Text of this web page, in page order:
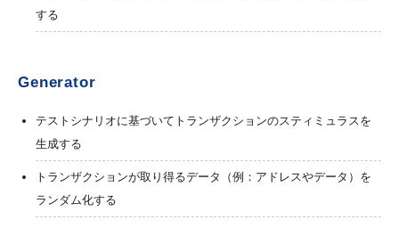
する
Generator
テストシナリオに基づいてトランザクションのスティミュラスを
生成する
トランザクションが取り得るデータ（例：アドレスやデータ）を
ランダム化する